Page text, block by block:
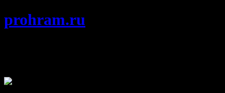
prohram.ru